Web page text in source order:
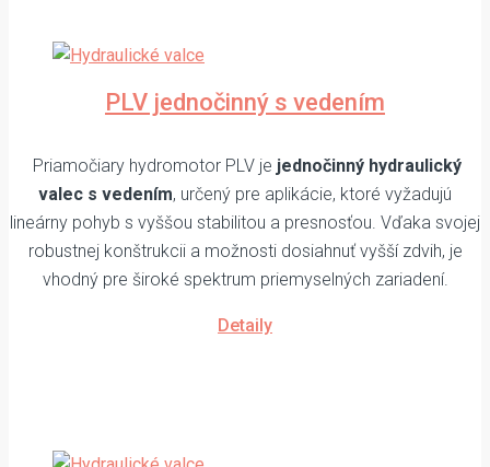
PLV jednočinný s vedením
Priamočiary hydromotor PLV je jednočinný hydraulický
valec s vedením, určený pre aplikácie, ktoré vyžadujú
lineárny pohyb s vyššou stabilitou a presnosťou. Vďaka svojej
robustnej konštrukcii a možnosti dosiahnuť vyšší zdvih, je
vhodný pre široké spektrum priemyselných zariadení.
Detaily